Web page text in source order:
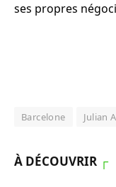
ses propres
Barcelone Julian
À DÉCOUVRIR ┌